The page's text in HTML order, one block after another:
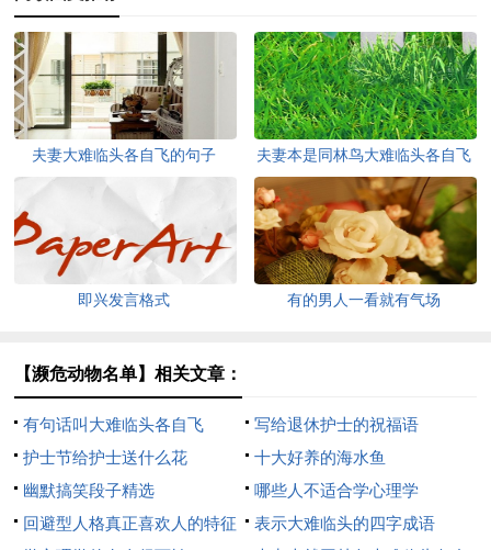
夫妻大难临头各自飞的句子 夫妻本是同林鸟大难临头各自飞
即兴发言格式 有的男人一看就有气场
【濒危动物名单】相关文章：
有句话叫大难临头各自飞
写给退休护士的祝福语
护士节给护士送什么花
十大好养的海水鱼
幽默搞笑段子精选
哪些人不适合学心理学
回避型人格真正喜欢人的特征
表示大难临头的四字成语